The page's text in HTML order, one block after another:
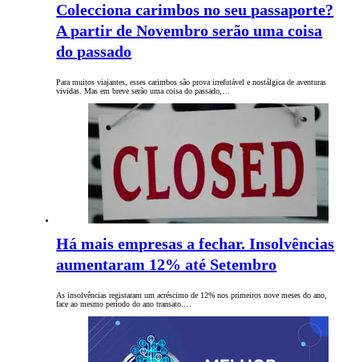
Colecciona carimbos no seu passaporte?
A partir de Novembro serão uma coisa
do passado
Para muitos viajantes, esses carimbos são prova irrefutável e nostálgica de aventuras
vividas. Mas em breve serão uma coisa do passado,…
Há mais empresas a fechar. Insolvências
aumentaram 12% até Setembro
As insolvências registaram um acréscimo de 12% nos primeiros nove meses do ano,
face ao mesmo período do ano transato.…